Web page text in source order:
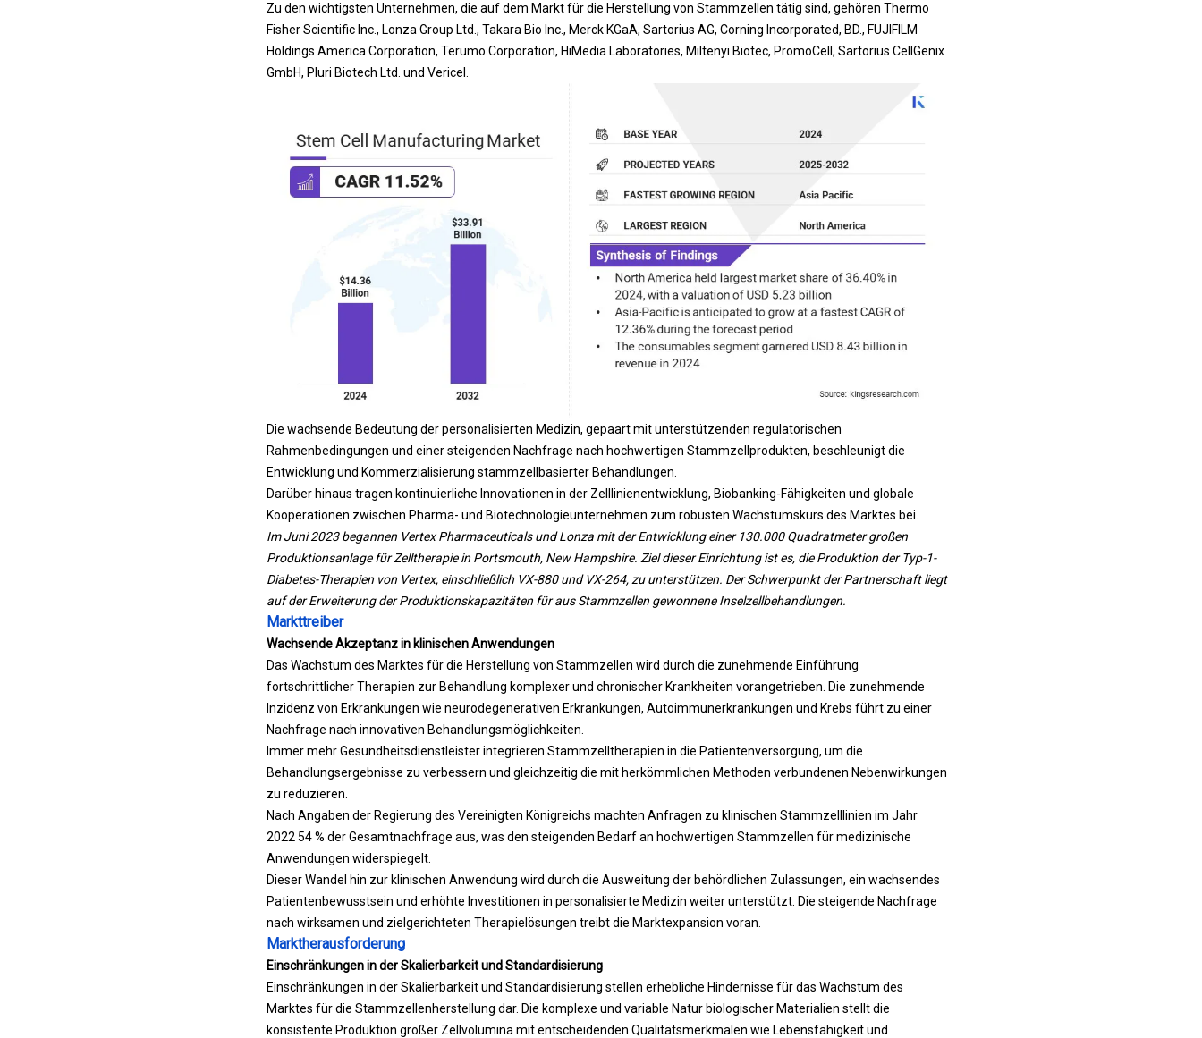
Zu den wichtigsten Unternehmen, die auf dem Markt für die Herstellung von Stammzellen tätig sind, gehören Thermo
Fisher Scientific Inc., Lonza Group Ltd., Takara Bio Inc., Merck KGaA, Sartorius AG, Corning Incorporated, BD., FUJIFILM
Holdings America Corporation, Terumo Corporation, HiMedia Laboratories, Miltenyi Biotec, PromoCell, Sartorius CellGenix
GmbH, Pluri Biotech Ltd. und Vericel.
Die wachsende Bedeutung der personalisierten Medizin, gepaart mit unterstützenden regulatorischen
Rahmenbedingungen und einer steigenden Nachfrage nach hochwertigen Stammzellprodukten, beschleunigt die
Entwicklung und Kommerzialisierung stammzellbasierter Behandlungen.
Darüber hinaus tragen kontinuierliche Innovationen in der Zelllinienentwicklung, Biobanking-Fähigkeiten und globale
Kooperationen zwischen Pharma- und Biotechnologieunternehmen zum robusten Wachstumskurs des Marktes bei.
Im Juni 2023 begannen Vertex Pharmaceuticals und Lonza mit der Entwicklung einer 130.000 Quadratmeter großen
Produktionsanlage für Zelltherapie in Portsmouth, New Hampshire. Ziel dieser Einrichtung ist es, die Produktion der Typ-1-
Diabetes-Therapien von Vertex, einschließlich VX-880 und VX-264, zu unterstützen. Der Schwerpunkt der Partnerschaft liegt
auf der Erweiterung der Produktionskapazitäten für aus Stammzellen gewonnene Inselzellbehandlungen.
Markttreiber
Wachsende Akzeptanz in klinischen Anwendungen
Das Wachstum des Marktes für die Herstellung von Stammzellen wird durch die zunehmende Einführung
fortschrittlicher Therapien zur Behandlung komplexer und chronischer Krankheiten vorangetrieben. Die zunehmende
Inzidenz von Erkrankungen wie neurodegenerativen Erkrankungen, Autoimmunerkrankungen und Krebs führt zu einer
Nachfrage nach innovativen Behandlungsmöglichkeiten.
Immer mehr Gesundheitsdienstleister integrieren Stammzelltherapien in die Patientenversorgung, um die
Behandlungsergebnisse zu verbessern und gleichzeitig die mit herkömmlichen Methoden verbundenen Nebenwirkungen
zu reduzieren.
Nach Angaben der Regierung des Vereinigten Königreichs machten Anfragen zu klinischen Stammzelllinien im Jahr
2022 54 % der Gesamtnachfrage aus, was den steigenden Bedarf an hochwertigen Stammzellen für medizinische
Anwendungen widerspiegelt.
Dieser Wandel hin zur klinischen Anwendung wird durch die Ausweitung der behördlichen Zulassungen, ein wachsendes
Patientenbewusstsein und erhöhte Investitionen in personalisierte Medizin weiter unterstützt. Die steigende Nachfrage
nach wirksamen und zielgerichteten Therapielösungen treibt die Marktexpansion voran.
Marktherausforderung
Einschränkungen in der Skalierbarkeit und Standardisierung
Einschränkungen in der Skalierbarkeit und Standardisierung stellen erhebliche Hindernisse für das Wachstum des
Marktes für die Stammzellenherstellung dar. Die komplexe und variable Natur biologischer Materialien stellt die
konsistente Produktion großer Zellvolumina mit entscheidenden Qualitätsmerkmalen wie Lebensfähigkeit und